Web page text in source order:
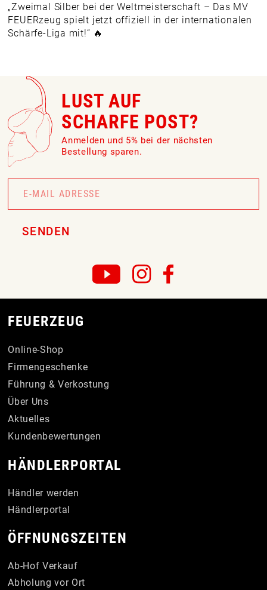
„Zweimal Silber bei der Weltmeisterschaft – Das MV
FEUERzeug spielt jetzt offiziell in der internationalen
Schärfe-Liga mit!“ 🔥
LUST AUF
SCHARFE POST?
Anmelden und 5% bei der nächsten
Bestellung sparen.
Newsletter
Signup
SENDEN
FEUERZEUG
Online-Shop
Firmengeschenke
Führung & Verkostung
Über Uns
Aktuelles
Kundenbewertungen
HÄNDLERPORTAL
Händler werden
Händlerportal
ÖFFNUNGSZEITEN
Ab-Hof Verkauf
Abholung vor Ort